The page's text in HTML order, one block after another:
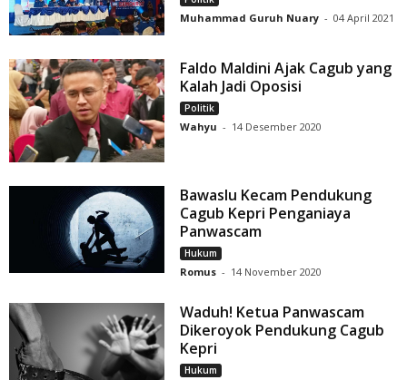
Muhammad Guruh Nuary - 04 April 2021
Faldo Maldini Ajak Cagub yang
Kalah Jadi Oposisi
Politik
Wahyu - 14 Desember 2020
Bawaslu Kecam Pendukung
Cagub Kepri Penganiaya
Panwascam
Hukum
Romus - 14 November 2020
Waduh! Ketua Panwascam
Dikeroyok Pendukung Cagub
Kepri
Hukum